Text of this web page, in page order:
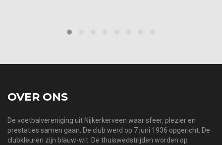
OVER ONS
De voetbalvereniging uit Nijkerkerveen waar sfeer, plezier en
prestaties samen gaan. De club werd op 7 juni 1936 opgericht. De
clubkleuren zijn blauw-wit. De thuiswedstrijden worden op